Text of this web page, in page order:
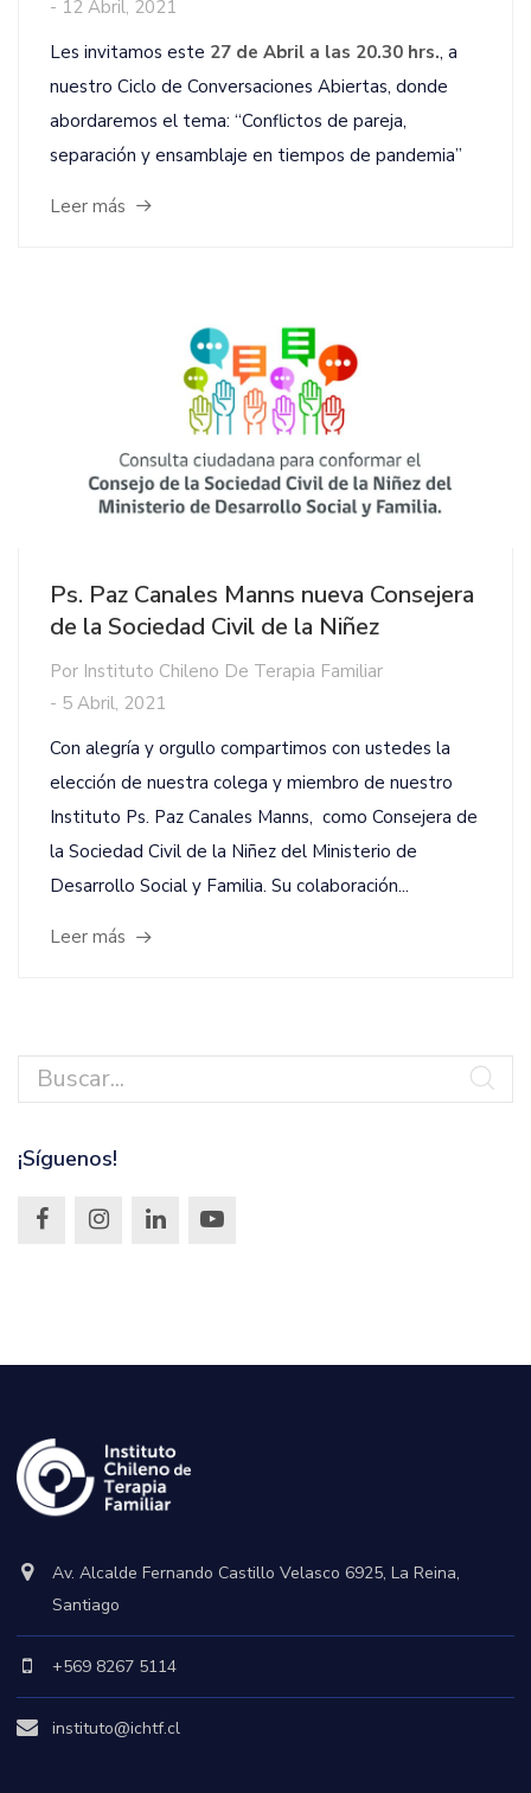
- 12 Abril, 2021
Les invitamos este 27 de Abril a las 20.30 hrs., a
nuestro Ciclo de Conversaciones Abiertas, donde
abordaremos el tema: “Conflictos de pareja,
separación y ensamblaje en tiempos de pandemia”
Leer más
Ps. Paz Canales Manns nueva Consejera
de la Sociedad Civil de la Niñez
Por Instituto Chileno De Terapia Familiar
- 5 Abril, 2021
Con alegría y orgullo compartimos con ustedes la
elección de nuestra colega y miembro de nuestro
Instituto Ps. Paz Canales Manns, como Consejera de
la Sociedad Civil de la Niñez del Ministerio de
Desarrollo Social y Familia. Su colaboración...
Leer más
¡Síguenos!
Av. Alcalde Fernando Castillo Velasco 6925, La Reina,
Santiago
+569 8267 5114
instituto@ichtf.cl